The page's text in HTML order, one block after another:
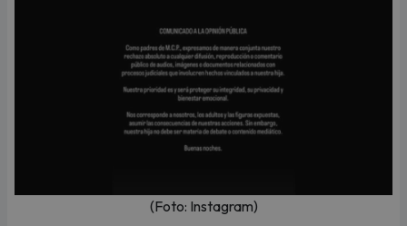
(Foto: Instagram)